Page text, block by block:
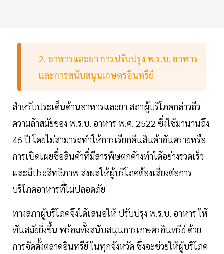
2. อาหารและยา การปรับปรุง พ.ร.บ. อาหาร
และการสนับสนุนเกษตรอินทรีย์
สำหรับประเด็นด้านอาหารและยา สภาผู้บริโภคกล่าวถึว
ความล้าสมัยของ พ.ร.บ. อาหาร พ.ศ. 2522 ซึ่งใช้มานานถึง
46 ปี โดยไม่สามารถทำให้การเรียกคืนสินค้าอันตรายหรือ
การเปิดเผยชื่อสินค้าที่มีสารพิษตกค้างทำได้อย่างรวดเร็ว
และมีประสิทธิภาพ ส่งผลให้ผู้บริโภคต้องเสี่ยงต่อการ
บริโภคอาหารที่ไม่ปลอดภัย
ทางสภาผู้บริโภคจึงได้เสนอให้ ปรับปรุง พ.ร.บ. อาหาร ให้
ทันสมัยยิ่งขึ้น พร้อมทั้งสนับสนุนการเกษตรอินทรีย์ ด้วย
การจัดตั้งตลาดอินทรีย์ ในทุกจังหวัด ซึ่งจะช่วยให้ผู้บริโภค